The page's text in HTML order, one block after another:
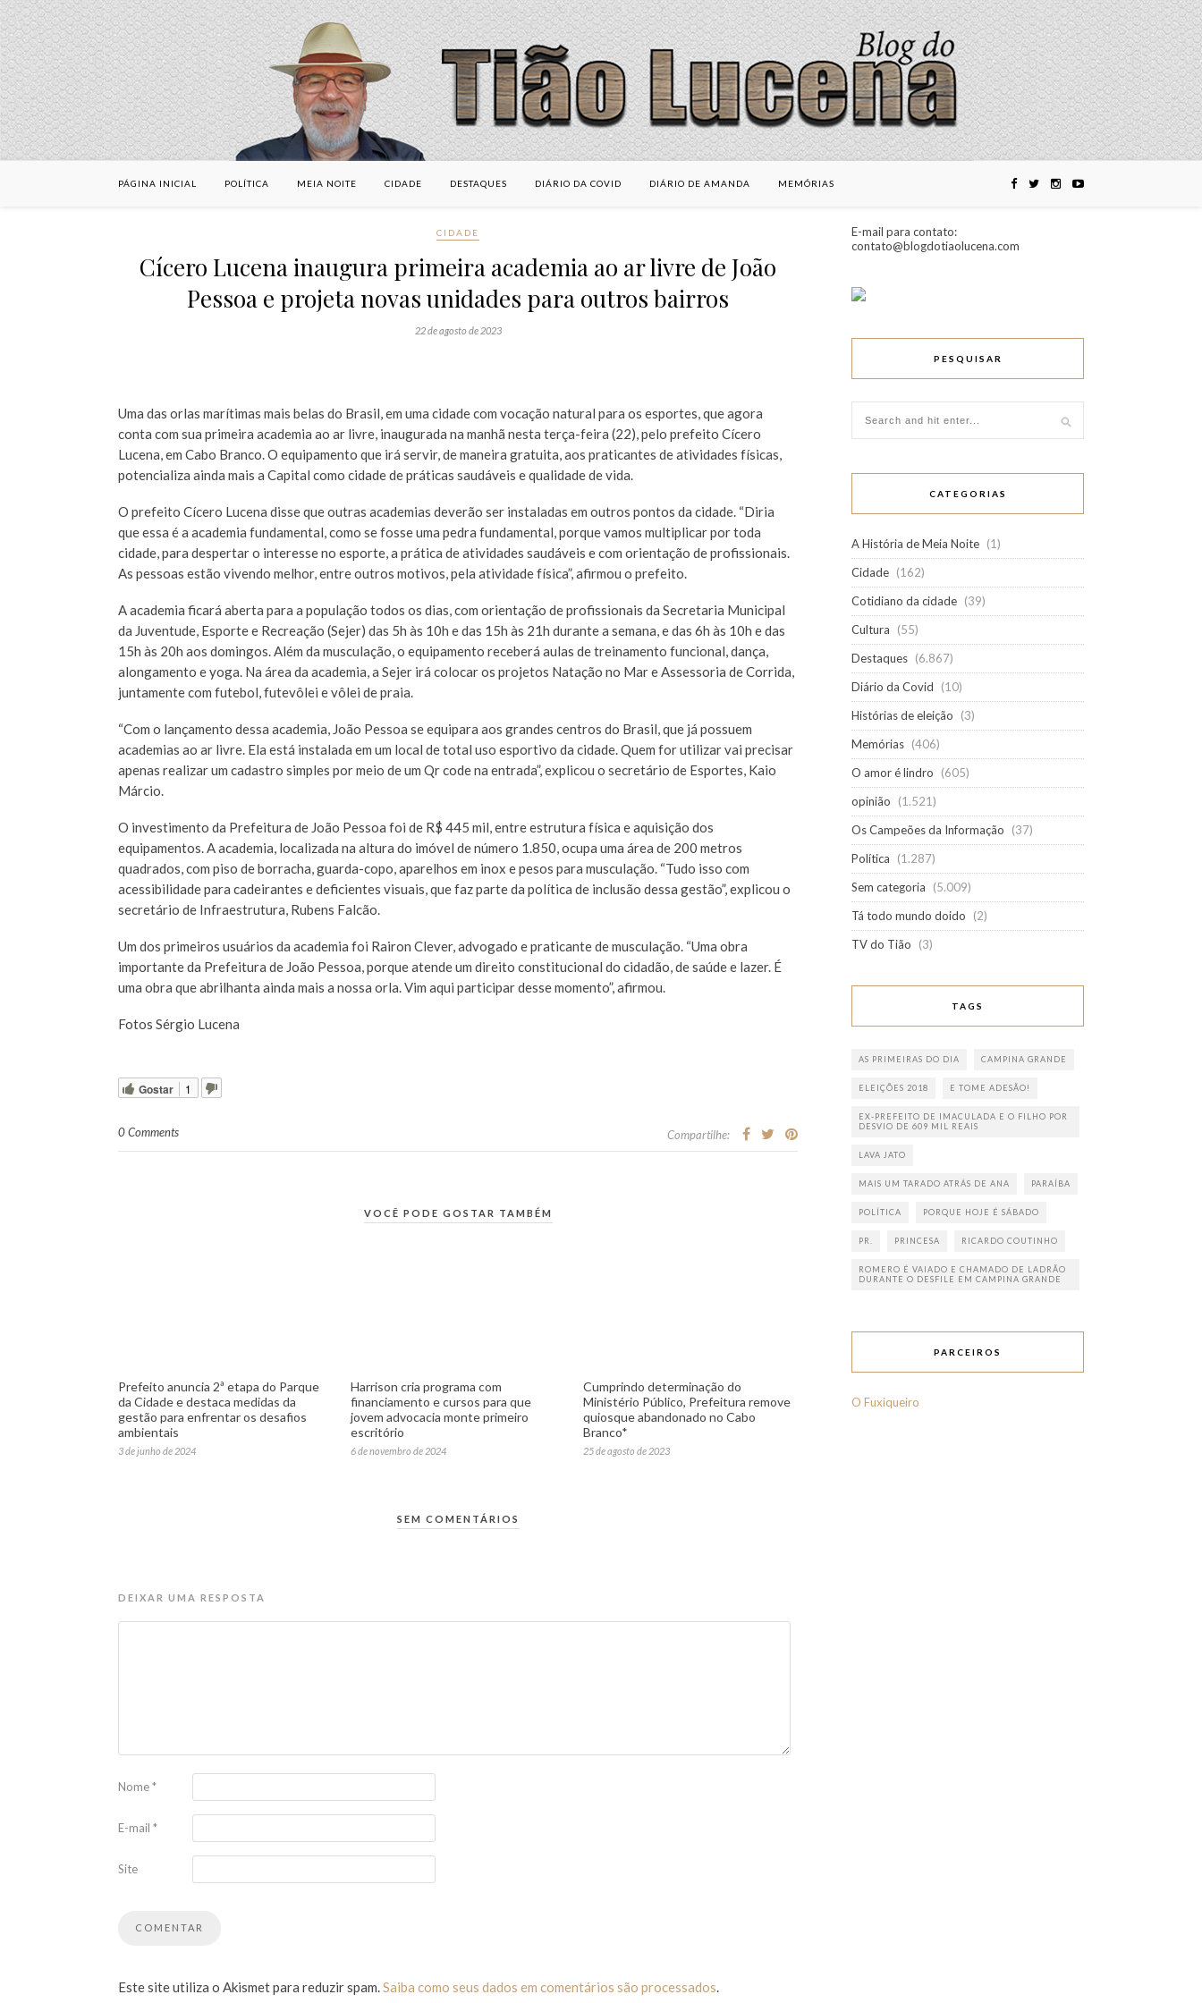
PÁGINA INICIAL POLÍTICA MEIA NOITE CIDADE DESTAQUES DIÁRIO DA COVID DIÁRIO DE AMANDA MEMÓRIAS
CIDADE
Cícero Lucena inaugura primeira academia ao ar livre de João
Pessoa e projeta novas unidades para outros bairros
22 de agosto de 2023
Uma das orlas marítimas mais belas do Brasil, em uma cidade com vocação natural para os esportes, que agora
conta com sua primeira academia ao ar livre, inaugurada na manhã nesta terça-feira (22), pelo prefeito Cícero
Lucena, em Cabo Branco. O equipamento que irá servir, de maneira gratuita, aos praticantes de atividades físicas,
potencializa ainda mais a Capital como cidade de práticas saudáveis e qualidade de vida.
O prefeito Cícero Lucena disse que outras academias deverão ser instaladas em outros pontos da cidade. “Diria
que essa é a academia fundamental, como se fosse uma pedra fundamental, porque vamos multiplicar por toda
cidade, para despertar o interesse no esporte, a prática de atividades saudáveis e com orientação de profissionais.
As pessoas estão vivendo melhor, entre outros motivos, pela atividade física”, afirmou o prefeito.
A academia ficará aberta para a população todos os dias, com orientação de profissionais da Secretaria Municipal
da Juventude, Esporte e Recreação (Sejer) das 5h às 10h e das 15h às 21h durante a semana, e das 6h às 10h e das
15h às 20h aos domingos. Além da musculação, o equipamento receberá aulas de treinamento funcional, dança,
alongamento e yoga. Na área da academia, a Sejer irá colocar os projetos Natação no Mar e Assessoria de Corrida,
juntamente com futebol, futevôlei e vôlei de praia.
“Com o lançamento dessa academia, João Pessoa se equipara aos grandes centros do Brasil, que já possuem
academias ao ar livre. Ela está instalada em um local de total uso esportivo da cidade. Quem for utilizar vai precisar
apenas realizar um cadastro simples por meio de um Qr code na entrada”, explicou o secretário de Esportes, Kaio
Márcio.
O investimento da Prefeitura de João Pessoa foi de R$ 445 mil, entre estrutura física e aquisição dos
equipamentos. A academia, localizada na altura do imóvel de número 1.850, ocupa uma área de 200 metros
quadrados, com piso de borracha, guarda-copo, aparelhos em inox e pesos para musculação. “Tudo isso com
acessibilidade para cadeirantes e deficientes visuais, que faz parte da política de inclusão dessa gestão”, explicou o
secretário de Infraestrutura, Rubens Falcão.
Um dos primeiros usuários da academia foi Rairon Clever, advogado e praticante de musculação. “Uma obra
importante da Prefeitura de João Pessoa, porque atende um direito constitucional do cidadão, de saúde e lazer. É
uma obra que abrilhanta ainda mais a nossa orla. Vim aqui participar desse momento”, afirmou.
Fotos Sérgio Lucena
Gostar 1
0 Comments Compartilhe:
VOCÊ PODE GOSTAR TAMBÉM
Prefeito anuncia 2ª etapa do Parque
da Cidade e destaca medidas da
gestão para enfrentar os desafios
ambientais
3 de junho de 2024
Harrison cria programa com
financiamento e cursos para que
jovem advocacia monte primeiro
escritório
6 de novembro de 2024
Cumprindo determinação do
Ministério Público, Prefeitura remove
quiosque abandonado no Cabo
Branco*
25 de agosto de 2023
SEM COMENTÁRIOS
DEIXAR UMA RESPOSTA
Nome*
E-mail *
Site
Este site utiliza o Akismet para reduzir spam.Saiba como seus dados em comentários são processados.
E-mail para contato:
contato@blogdotiaolucena.com
PESQUISAR
CATEGORIAS
A História de Meia Noite (1)
Cidade (162)
Cotidiano da cidade (39)
Cultura
(55)
Destaques (6.867)
Diário da Covid
(10)
Histórias de eleição
(3)
Memórias (406)
O amor é lindro
(605)
opinião
(1.521)
Os Campeões da Informação
(37)
Política
(1.287)
Sem categoria
(5.009)
Tá todo mundo doido
(2)
TV do Tião
(3)
TAGS
AS PRIMEIRAS DO DIA CAMPINA GRANDE
ELEIÇÕES 2018 E TOME ADESÃO!
EX-PREFEITO DE IMACULADA E O FILHO POR
DESVIO DE 609 MIL REAIS
LAVA JATO
MAIS UM TARADO ATRÁS DE ANA PARAÍBA
POLÍTICA PORQUE HOJE É SÁBADO
PR. PRINCESA RICARDO COUTINHO
ROMERO É VAIADO E CHAMADO DE LADRÃO
DURANTE O DESFILE EM CAMPINA GRANDE
PARCEIROS
O Fuxiqueiro